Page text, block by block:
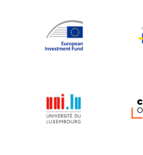
Klaus-Heiner Lehne
Koen LENAERTS
Lars Heikensten
Lucas Papademos
Máire Geoghegan-Quinn